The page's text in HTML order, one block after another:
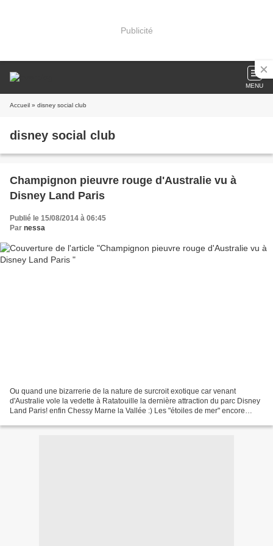
Publicité
MENU
Accueil » disney social club
disney social club
Champignon pieuvre rouge d'Australie vu à
Disney Land Paris
Publié le 15/08/2014 à 06:45
Par nessa
Ou quand une bizarrerie de la nature de surcroit exotique car venant
d'Australie vole la vedette à Ratatouille la dernière attraction du parc Disney
Land Paris! enfin Chessy Marne la Vallée :) Les "étoiles de mer" encore